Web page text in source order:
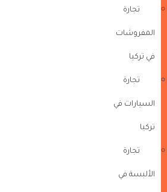
تجارة
المفروشات
في تركيا
تجارة
السيارات في
تركيا
تجارة
الألبسة في